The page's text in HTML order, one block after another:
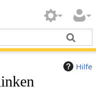
Hilfe